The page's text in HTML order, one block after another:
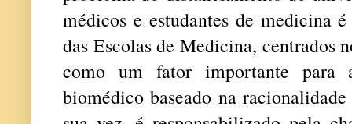
médicos e estudantes de medicina
das Escolas de Medicina, centrados
como um fator importante para
biomédico baseado na